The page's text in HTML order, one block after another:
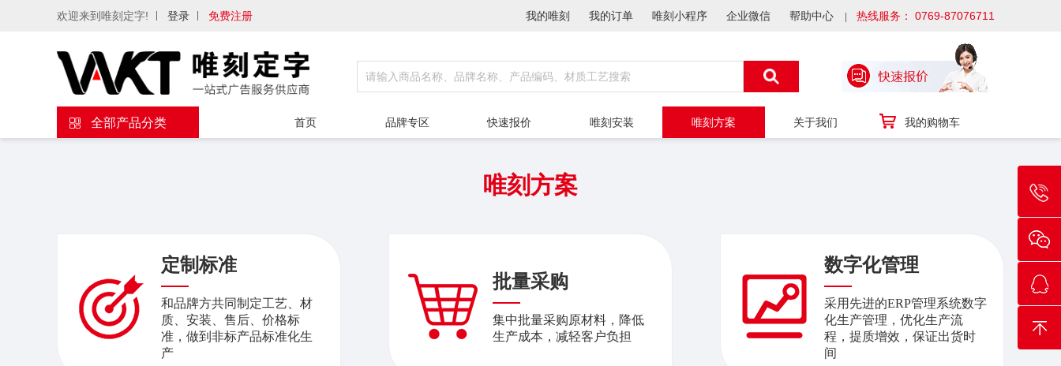
欢迎来到唯刻定字! 登录 免费注册 我的唯刻 我的订单 唯刻小程序 企业微信 帮助中心 热线服务： 0769-87076711
全部产品分类 首页 品牌专区 快速报价 唯刻安装 唯刻方案 关于我们 我的购物车
唯刻方案
定制标准
和品牌方共同制定工艺、材
质、安装、售后、价格标
准，做到非标产品标准化生
产
批量采购
集中批量采购原材料，降低
生产成本，减轻客户负担
数字化管理
采用先进的ERP管理系统数字
化生产管理，优化生产流
程，提质增效，保证出货时
间